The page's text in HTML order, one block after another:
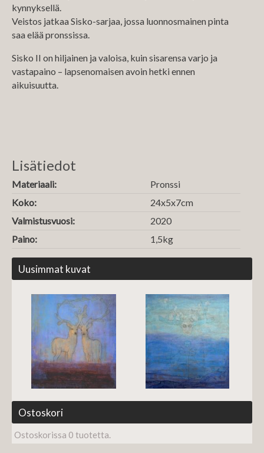
kynnyksellä.
Veistos jatkaa Sisko-sarjaa, jossa luonnosmainen pinta
saa elää pronssissa.
Sisko II on hiljainen ja valoisa, kuin sisarensa varjo ja
vastapaino – lapsenomaisen avoin hetki ennen
aikuisuutta.
Lisätiedot
Materiaali:
Pronssi
Koko:
24x5x7cm
Valmistusvuosi:
2020
Paino:
1,5kg
Uusimmat kuvat
Ostoskori
Ostoskorissa 0 tuotetta.